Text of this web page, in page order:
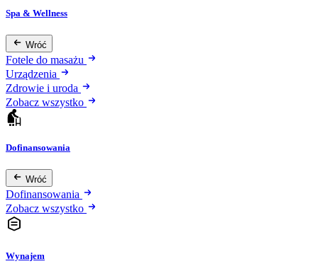
Spa & Wellness
Wróć
Fotele do masażu
Urządzenia
Zdrowie i uroda
Zobacz wszystko
Dofinansowania
Wróć
Dofinansowania
Zobacz wszystko
Wynajem